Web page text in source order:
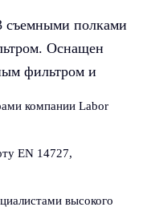
съемными полками
Оснащен
фильтром и
или
компании Labor
EN 14727,
высокого